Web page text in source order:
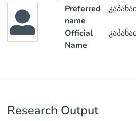
Preferred
name
Official
Name
Research Output